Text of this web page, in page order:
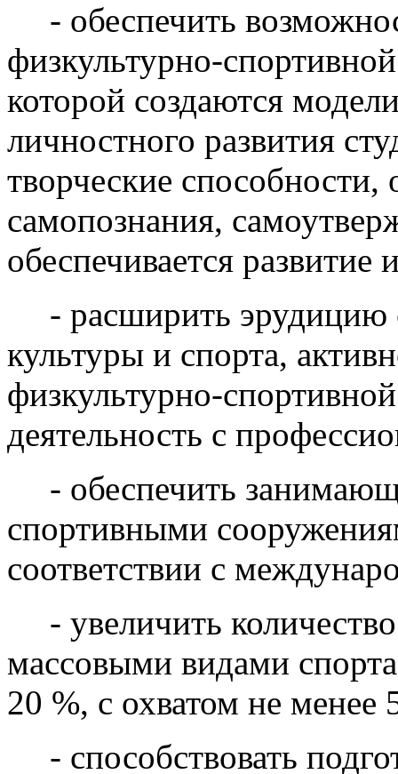
- обеспечить
физкультурно-
которой создаются
личностного развития
творческие
самопознания,
обеспечивается
- расширить эрудицию
культуры и спорта,
физкультурно-
деятельность с
- обеспечить
спортивными
соответствии с
- увеличить
массовыми видами
20 %, с охватом не менее
- способствовать